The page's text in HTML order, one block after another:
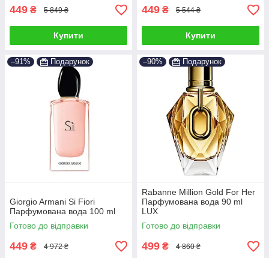
449 ₴ 5 849 ₴
Купити
449 ₴ 5 544 ₴
Купити
–91% Подарунок
Giorgio Armani Si Fiori
Парфумована вода 100 ml
Готово до відправки
449 ₴ 4 972 ₴
–90% Подарунок
Rabanne Million Gold For Her
Парфумована вода 90 ml
LUX
Готово до відправки
499 ₴ 4 860 ₴